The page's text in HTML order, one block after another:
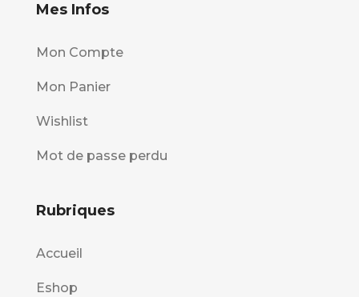
Mes Infos
Mon Compte
Mon Panier
Wishlist
Mot de passe perdu
Rubriques
Accueil
Eshop